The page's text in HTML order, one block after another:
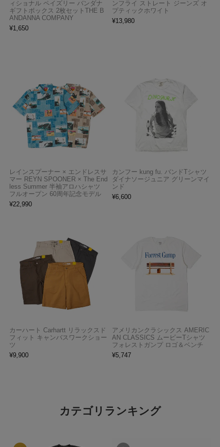
ィショナル ペイズリー バンダナ
ギフトボックス 2枚セットTHE B
ANDANNA COMPANY
¥1,650
ンフライ ストレート ジーンズ オ
プティックホワイト
¥13,980
レインスプーナー × エンドレスサ
マー REYN SPOONER × The End
less Summer 半袖アロハシャツ
フルオープン 60周年記念モデル
¥22,990
カンフー kung fu. バンドTシャツ
ダイナソージュニア グリーンマイ
ンド
¥6,600
カーハート Carhartt リラックスド
フィット キャンバスワークショー
ツ
¥9,900
アメリカンクラシックス AMERIC
AN CLASSICS ムービーTシャツ
フォレストガンプ ロゴ＆ベンチ
¥5,747
カテゴリランキング